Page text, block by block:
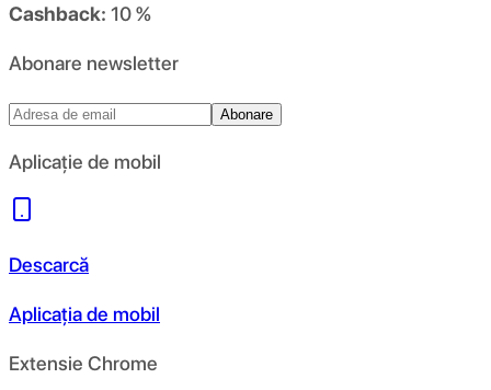
Cashback: 10 %
Abonare newsletter
Abonare
Aplicație de mobil
Descarcă
Aplicația de mobil
Extensie Chrome